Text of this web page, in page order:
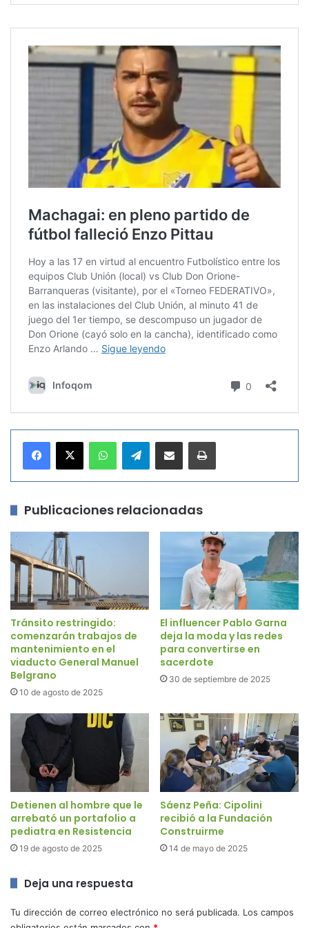
Telegram
Publicaciones relacionadas
Tránsito restringido:
comenzarán trabajos de
mantenimiento en el
viaducto General Manuel
Belgrano
10 de agosto de 2025
El influencer Pablo Garna
deja la moda y las redes
para convertirse en
sacerdote
30 de septiembre de 2025
Detienen al hombre que le
arrebató un portafolio a
pediatra en Resistencia
19 de agosto de 2025
Sáenz Peña: Cipolini
recibió a la Fundación
Construirme
14 de mayo de 2025
Deja una respuesta
Tu dirección de correo electrónico no será publicada. Los campos